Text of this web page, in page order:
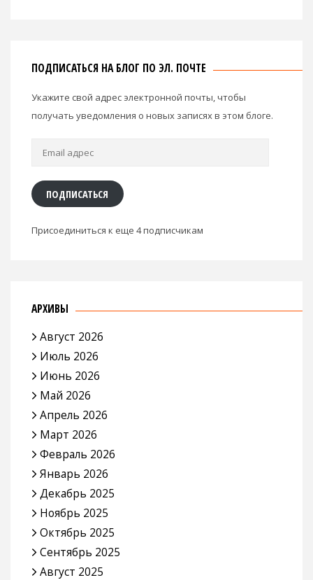
ПОДПИСАТЬСЯ НА БЛОГ ПО ЭЛ. ПОЧТЕ
Укажите свой адрес электронной почты, чтобы
получать уведомления о новых записях в этом блоге.
Email
ПОДПИСАТЬСЯ
Присоединиться к еще 4 подписчикам
АРХИВЫ
Август 2026
Июль 2026
Июнь 2026
Май 2026
Апрель 2026
Март 2026
Февраль 2026
Январь 2026
Декабрь 2025
Ноябрь 2025
Октябрь 2025
Сентябрь 2025
Август 2025